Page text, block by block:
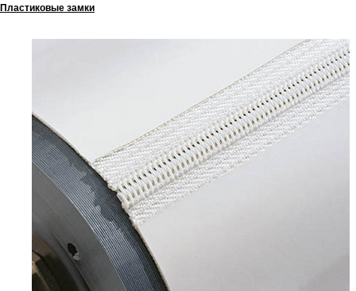
Пластиковые замки